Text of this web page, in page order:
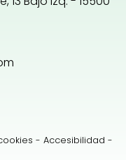
- Accesibilidad -